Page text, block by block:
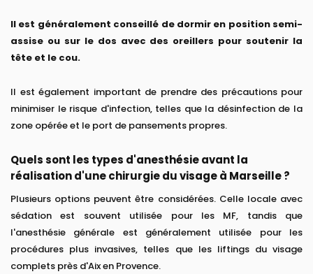
Il est généralement conseillé de dormir en position semi-
assise ou sur le dos avec des oreillers pour soutenir la
tête et le cou.
Il est également important de prendre des précautions pour
minimiser le risque d'infection, telles que la désinfection de la
zone opérée et le port de pansements propres.
Quels sont les types d'anesthésie avant la
réalisation d'une chirurgie du visage à Marseille ?
Plusieurs options peuvent être considérées. Celle locale avec
sédation est souvent utilisée pour les MF, tandis que
l'anesthésie générale est généralement utilisée pour les
procédures plus invasives, telles que les liftings du visage
complets près d'Aix en Provence.